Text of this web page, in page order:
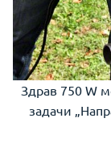
Здрав 750 W
задачи